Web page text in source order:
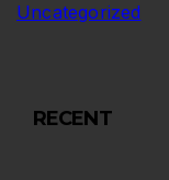
Uncategorized
RECENT